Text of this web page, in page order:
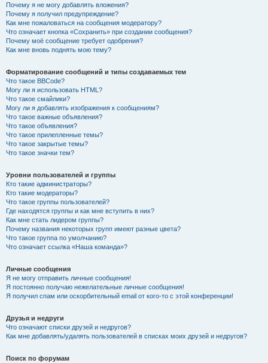
Почему я не могу добавлять вложения?
Почему я получил предупреждение?
Как мне пожаловаться на сообщения модератору?
Что означает кнопка «Сохранить» при создании сообщения?
Почему моё сообщение требует одобрения?
Как мне вновь поднять мою тему?
Форматирование сообщений и типы создаваемых тем
Что такое BBCode?
Могу ли я использовать HTML?
Что такое смайлики?
Могу ли я добавлять изображения к сообщениям?
Что такое важные объявления?
Что такое объявления?
Что такое прилепленные темы?
Что такое закрытые темы?
Что такое значки тем?
Уровни пользователей и группы
Кто такие администраторы?
Кто такие модераторы?
Что такое группы пользователей?
Где находятся группы и как мне вступить в них?
Как мне стать лидером группы?
Почему названия некоторых групп имеют разные цвета?
Что такое группа по умолчанию?
Что означает ссылка «Наша команда»?
Личные сообщения
Я не могу отправить личные сообщения!
Я постоянно получаю нежелательные личные сообщения!
Я получил спам или оскорбительный email от кого-то с этой конференции!
Друзья и недруги
Что означают списки друзей и недругов?
Как мне добавлять/удалять пользователей в списках моих друзей и недругов?
Поиск по форумам